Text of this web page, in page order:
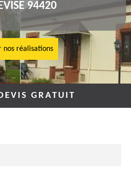
94420
nos réalisations
GRATUIT